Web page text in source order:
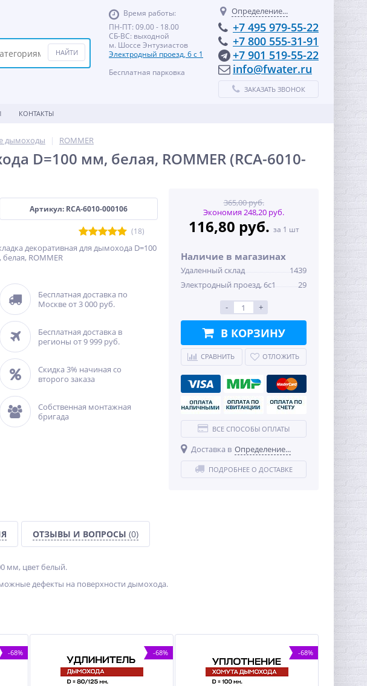
Время работы:
ПН-ПТ: 09.00 - 18.00
СБ-ВС: выходной
м. Шоссе Энтузиастов
Электродный проезд, 6 с 1
Бесплатная парковка
Определение...
+7 495 979-55-22
+7 800 555-31-91
+7 901 519-55-22
info@fwater.ru
ЗАКАЗАТЬ ЗВОНОК
КОНТАКТЫ
дымоходы ROMMER
D=100 мм, белая, ROMMER (RCA-6010-
Артикул: RCA-6010-000106
(18)
декоративная для дымохода D=100
ROMMER
Бесплатная доставка по
Москве от 3 000 руб.
Бесплатная доставка в
регионы от 9 999 руб.
Скидка 3% начиная со
второго заказа
Собственная монтажная
бригада
365,00 руб.
Экономия 248,20 руб.
116,80 руб. за 1 шт
Наличие в магазинах
Удаленный склад
1439
Электродный проезд, 6с1
29
- +
В КОРЗИНУ
СРАВНИТЬ ОТЛОЖИТЬ
ВСЕ СПОСОБЫ ОПЛАТЫ
Доставка в Определение...
ПОДРОБНЕЕ О ДОСТАВКЕ
ОТЗЫВЫ И ВОПРОСЫ (0)
мм, цвет белый.
дефекты на поверхности дымохода.
-68% -68% -68%